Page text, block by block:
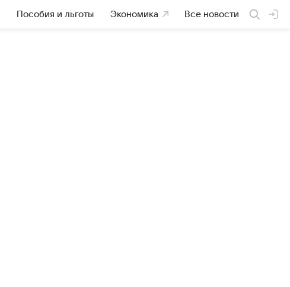
Пособия и льготы Экономика Все новости